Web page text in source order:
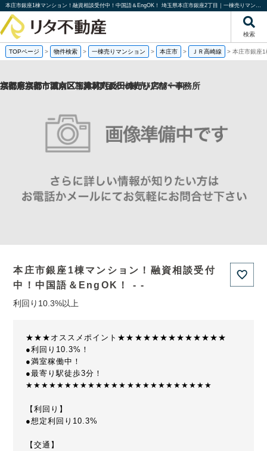
本庄市銀座1棟マンション！融資相談受付中！中国語＆EngOK！ 埼玉県本庄市銀座2丁目｜一棟売りマンション｜投資物件や収益物件｜株式会社リタ不動産
検索
TOPページ > 物件検索 > 一棟売りマンション > 本庄市 > ＪＲ高崎線 > 本庄市銀座
本庄市銀座1棟マンション！融資相談受付
中！中国語＆EngOK！ - -
利回り10.3%以上
★★★オススメポイント★★★★★★★★★★★★★
●利回り10.3%！
●満室稼働中！
●最寄り駅徒歩3分！
★★★★★★★★★★★★★★★★★★★★★★★★
【利回り】
●想定利回り10.3%
【交通】
福岡県福岡市城南区梅林2丁目の一棟売りアパート
京都府京都市西京区下津林六反田の売り店舗・事務所
京都府京都市西京区下津林六反田の
京都府京都市下京区二人司町の一棟売りアパート